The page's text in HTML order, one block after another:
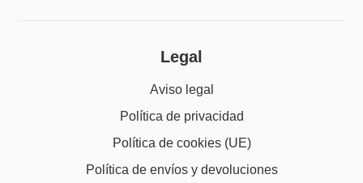
Legal
Aviso legal
Política de privacidad
Política de cookies (UE)
Política de envíos y devoluciones